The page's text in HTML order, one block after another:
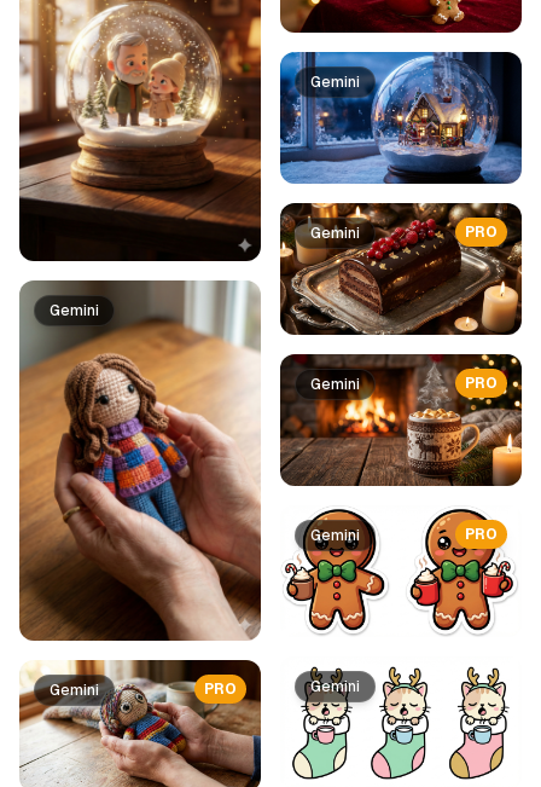
Gemini
PRO
Gemini
Gemini
PRO
Gemini
PRO
Gemini
PRO
Gemini
Gemini